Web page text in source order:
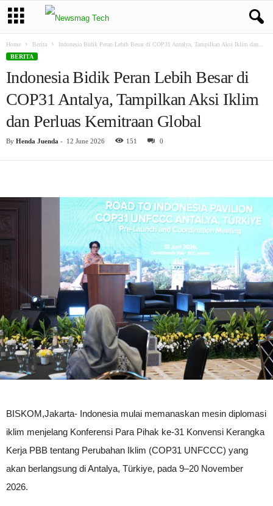
Home Berita
Indonesia Bidik Peran Lebih Besar di COP31 Antalya, Tampilkan Aksi Iklim dan...
BERITA
Indonesia Bidik Peran Lebih Besar di
COP31 Antalya, Tampilkan Aksi Iklim
dan Perluas Kemitraan Global
By Henda Juenda - 12 June 2026 151 0
BISKOM,Jakarta- Indonesia mulai memanaskan mesin diplomasi
iklim menjelang Konferensi Para Pihak ke-31 Konvensi Kerangka
Kerja PBB tentang Perubahan Iklim (COP31 UNFCCC) yang
akan berlangsung di Antalya, Türkiye, pada 9–20 November
2026.